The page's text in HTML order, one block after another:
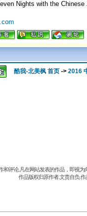
Nights with the Chinese
酷我-北美枫 首页 -> 2016
评论.凡在网站发表的作品，即视
作品版权归原作者.文责自负.